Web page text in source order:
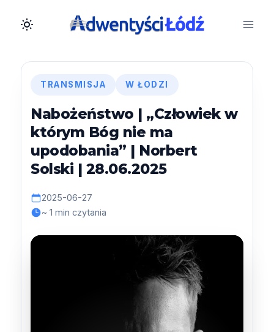
TRANSMISJA W ŁODZI
Nabożeństwo | „Człowiek w
którym Bóg nie ma
upodobania” | Norbert
Solski | 28.06.2025
2025-06-27
~ 1 min czytania